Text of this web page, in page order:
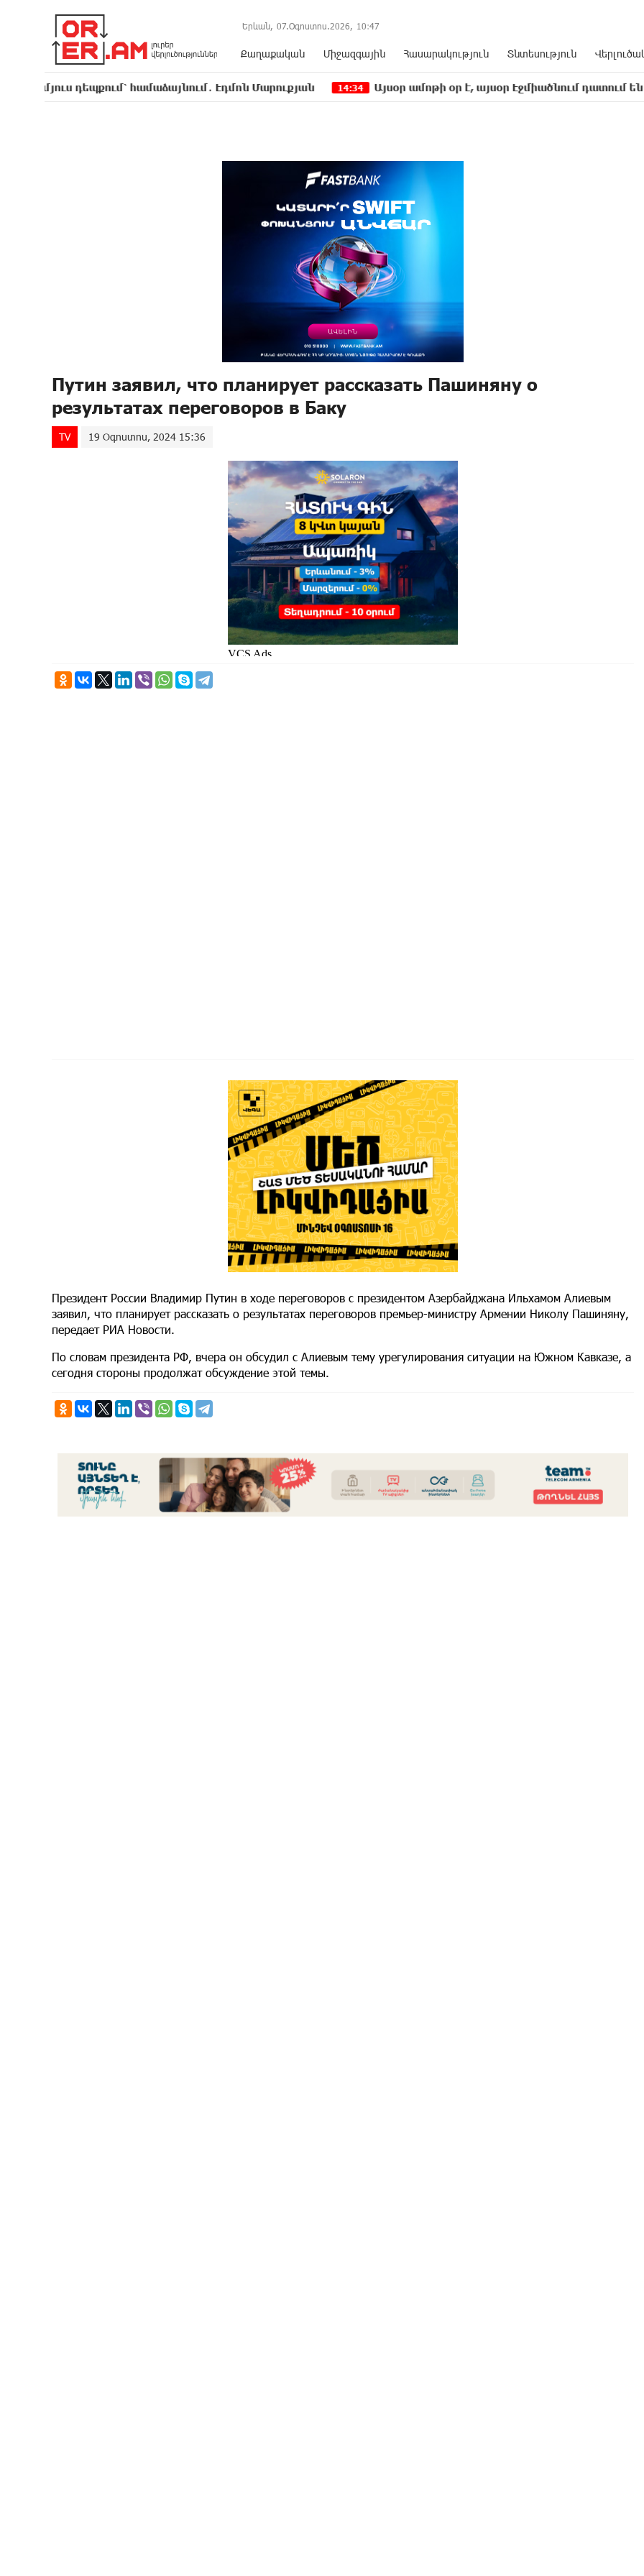
Երևան, 07.Օգոստոս.2026, 10:47
Քաղաքական Միջազգային Հասարակություն Տնտեսություն
դեպքում՝ համաձայնում․ Էդմոն Մարուքյան 14:34 Այսօր ամոթի օր է, այսօր Էջմիածնում դատում են
Путин заявил, что планирует рассказать Пашиняну о
результатах переговоров в Баку
TV 19 Օգոստոս, 2024 15:36
Президент России Владимир Путин в ходе переговоров с президентом Азербайджана Ильхамом Алиевым
заявил, что планирует рассказать о результатах переговоров премьер-министру Армении Николу Пашиняну,
передает РИА Новости.
По словам президента РФ, вчера он обсудил с Алиевым тему урегулирования ситуации на Южном Кавказе, а
сегодня стороны продолжат обсуждение этой темы.